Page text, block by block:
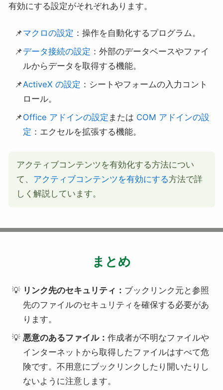
有効にする設定がそれぞれあります。
マクロの設定 ：操作を自動化するプログラム。
データ接続の設定 ：外部のデータベースやファイ
ルからデータを取得する機能。
ActiveX の設定 ：シートやフォームの入力コント
ロール。
Office アドインの設定 または COM アドインの設
定 ：エクセルを拡張する機能。
アクティブコンテンツを有効化する方法につい
て、 アクティブコンテンツを有効にする方法で詳
しく解説しています。
まとめ
リンク先のセキュリティ： ブックリンク元と参照
先のファイルのセキュリティを確保する必要があ
ります。
悪意のあるファイル：作成者が不明なファイルや
インターネットから取得したファイルはすべて危
険です。不用意にブックリンクしたり開いたりし
ないように注意します。